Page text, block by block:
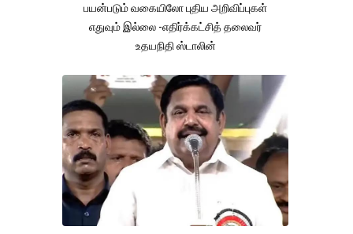
பயன்படும் வகையிலோ புதிய அறிவிப்புகள்
எதுவும் இல்லை -எதிர்க்கட்சித் தலைவர்
உதயநிதி ஸ்டாலின்